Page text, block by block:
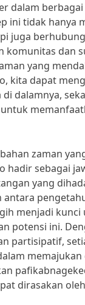
dalam
ini tidak hanya
juga
komunitas dan
yang
kita dapat
di dalamnya,
zaman
hadir sebagai
yang
antara
menjadi kunci
potensi ini.
partisipatif,
memajukan
dirasakan